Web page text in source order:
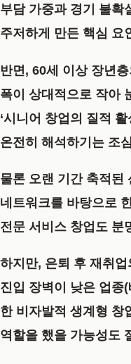
부담 가중과 경기 불확
주저하게 만든 핵심 요
반면, 60세 이상 장년
폭이 상대적으로 작아
‘시니어 창업의 질적
온전히 해석하기는 조
물론 오랜 기간 축적된
네트워크를 바탕으로
전문 서비스 창업도 분
하지만, 은퇴 후 재취
진입 장벽이 낮은 업종
한 비자발적 생계형 창
역할을 했을 가능성도